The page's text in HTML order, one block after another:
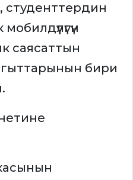
саясаттын
бири